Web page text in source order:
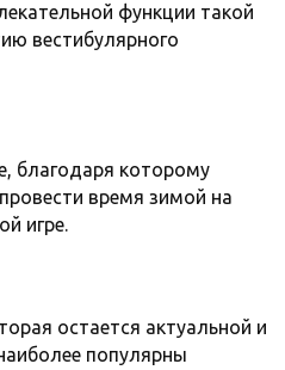
функции такой
вестибулярного
благодаря которому
время зимой на
игре.
остается актуальной и
популярны